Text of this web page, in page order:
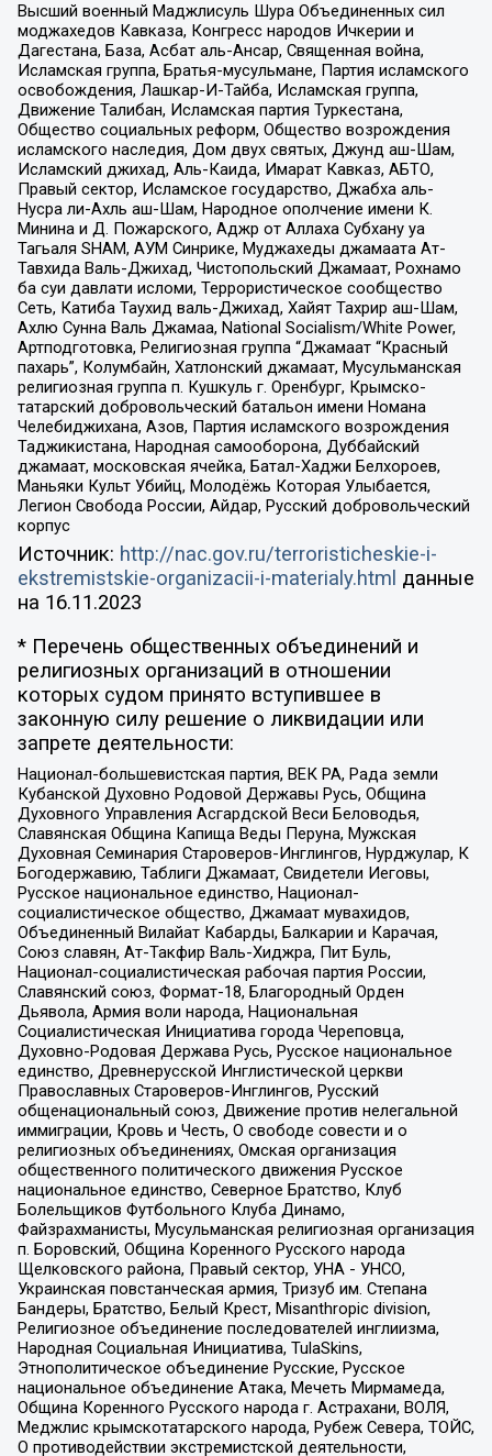
Высший военный Маджлисуль Шура Объединенных сил
моджахедов Кавказа, Конгресс народов Ичкерии и
Дагестана, База, Асбат аль-Ансар, Священная война,
Исламская группа, Братья-мусульмане, Партия исламского
освобождения, Лашкар-И-Тайба, Исламская группа,
Движение Талибан, Исламская партия Туркестана,
Общество социальных реформ, Общество возрождения
исламского наследия, Дом двух святых, Джунд аш-Шам,
Исламский джихад, Аль-Каида, Имарат Кавказ, АБТО,
Правый сектор, Исламское государство, Джабха аль-
Нусра ли-Ахль аш-Шам, Народное ополчение имени К.
Минина и Д. Пожарского, Аджр от Аллаха Субхану уа
Тагьаля SHAM, АУМ Синрике, Муджахеды джамаата Ат-
Тавхида Валь-Джихад, Чистопольский Джамаат, Рохнамо
ба суи давлати исломи, Террористическое сообщество
Сеть, Катиба Таухид валь-Джихад, Хайят Тахрир аш-Шам,
Ахлю Сунна Валь Джамаа, National Socialism/White Power,
Артподготовка, Религиозная группа “Джамаат “Красный
пахарь”, Колумбайн, Хатлонский джамаат, Мусульманская
религиозная группа п. Кушкуль г. Оренбург, Крымско-
татарский добровольческий батальон имени Номана
Челебиджихана, Азов, Партия исламского возрождения
Таджикистана, Народная самооборона, Дуббайский
джамаат, московская ячейка, Батал-Хаджи Белхороев,
Маньяки Культ Убийц, Молодёжь Которая Улыбается,
Легион Свобода России, Айдар, Русский добровольческий
корпус
Источник: http://nac.gov.ru/terroristicheskie-i-
ekstremistskie-organizacii-i-materialy.html данные
на 16.11.2023
* Перечень общественных объединений и
религиозных организаций в отношении
которых судом принято вступившее в
законную силу решение о ликвидации или
запрете деятельности:
Национал-большевистская партия, ВЕК РА, Рада земли
Кубанской Духовно Родовой Державы Русь, Община
Духовного Управления Асгардской Веси Беловодья,
Славянская Община Капища Веды Перуна, Мужская
Духовная Семинария Староверов-Инглингов, Нурджулар, К
Богодержавию, Таблиги Джамаат, Свидетели Иеговы,
Русское национальное единство, Национал-
социалистическое общество, Джамаат мувахидов,
Объединенный Вилайат Кабарды, Балкарии и Карачая,
Союз славян, Ат-Такфир Валь-Хиджра, Пит Буль,
Национал-социалистическая рабочая партия России,
Славянский союз, Формат-18, Благородный Орден
Дьявола, Армия воли народа, Национальная
Социалистическая Инициатива города Череповца,
Духовно-Родовая Держава Русь, Русское национальное
единство, Древнерусской Инглистической церкви
Православных Староверов-Инглингов, Русский
общенациональный союз, Движение против нелегальной
иммиграции, Кровь и Честь, О свободе совести и о
религиозных объединениях, Омская организация
общественного политического движения Русское
национальное единство, Северное Братство, Клуб
Болельщиков Футбольного Клуба Динамо,
Файзрахманисты, Мусульманская религиозная организация
п. Боровский, Община Коренного Русского народа
Щелковского района, Правый сектор, УНА - УНСО,
Украинская повстанческая армия, Тризуб им. Степана
Бандеры, Братство, Белый Крест, Misanthropic division,
Религиозное объединение последователей инглиизма,
Народная Социальная Инициатива, TulaSkins,
Этнополитическое объединение Русские, Русское
национальное объединение Атака, Мечеть Мирмамеда,
Община Коренного Русского народа г. Астрахани, ВОЛЯ,
Меджлис крымскотатарского народа, Рубеж Севера, ТОЙС,
О противодействии экстремистской деятельности,